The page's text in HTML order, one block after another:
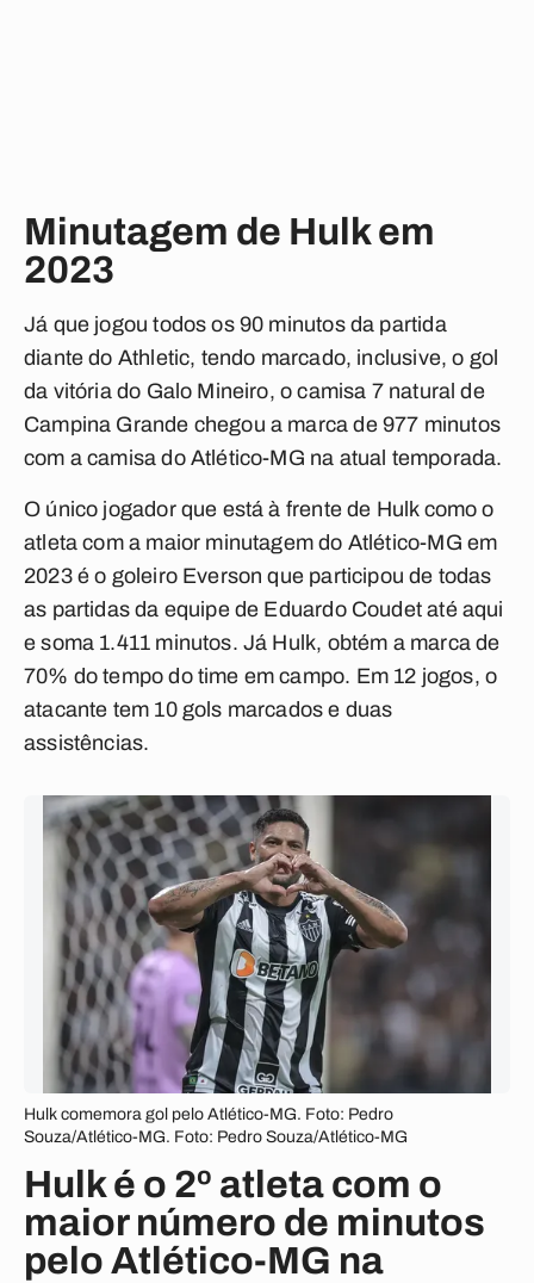
Minutagem de Hulk em
2023
Já que jogou todos os 90 minutos da partida
diante do Athletic, tendo marcado, inclusive, o gol
da vitória do Galo Mineiro, o camisa 7 natural de
Campina Grande chegou a marca de 977 minutos
com a camisa do Atlético-MG na atual temporada.
O único jogador que está à frente de Hulk como o
atleta com a maior minutagem do Atlético-MG em
2023 é o goleiro Everson que participou de todas
as partidas da equipe de Eduardo Coudet até aqui
e soma 1.411 minutos. Já Hulk, obtém a marca de
70% do tempo do time em campo. Em 12 jogos, o
atacante tem 10 gols marcados e duas
assistências.
Hulk comemora gol pelo Atlético-MG. Foto: Pedro
Souza/Atlético-MG. Foto: Pedro Souza/Atlético-MG
Hulk é o 2º atleta com o
maior número de minutos
pelo Atlético-MG na